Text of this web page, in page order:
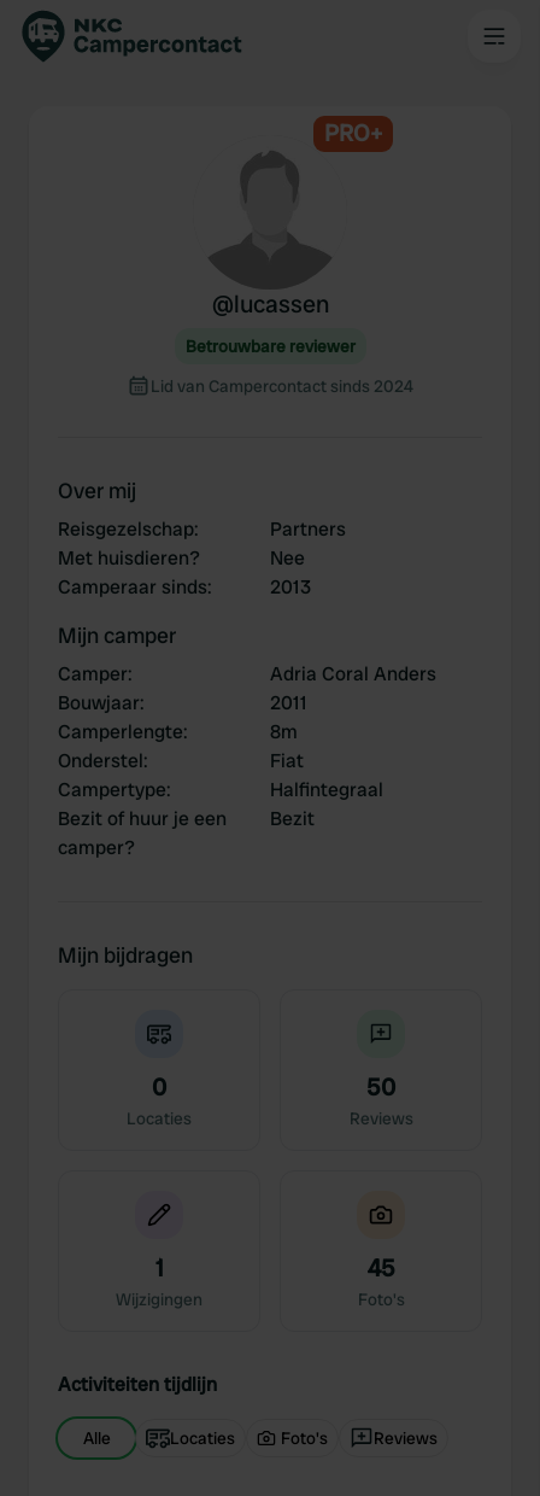
PRO+
@lucassen
Betrouwbare reviewer
Lid van Campercontact sinds 2024
Over mij
Reisgezelschap:
Partners
Met huisdieren?
Nee
Camperaar sinds: 2013
Mijn camper
Camper:
Adria Coral Anders
Bouwjaar:
2011
Camperlengte:
8m
Onderstel:
Fiat
Campertype:
Halfintegraal
Bezit of huur je een
camper?
Bezit
Mijn bijdragen
0
Locaties
50
Reviews
1
Wijzigingen
45
Foto's
Activiteiten tijdlijn
Alle Locaties Foto's Reviews